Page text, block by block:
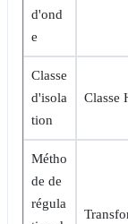
d'ond
e
Classe
d'isola
tion
Classe
Métho
de de
régula